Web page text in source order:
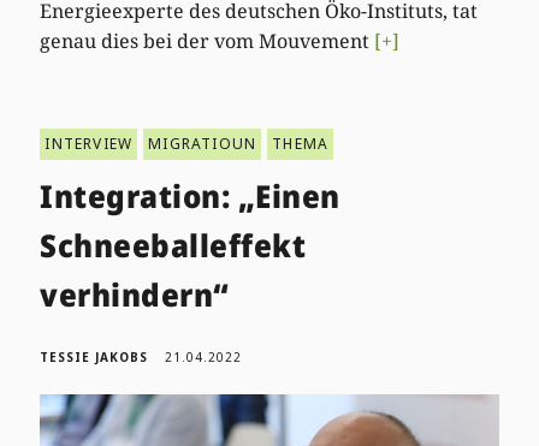
Energieexperte des deutschen Öko-Instituts, tat
genau dies bei der vom Mouvement [+]
INTERVIEW MIGRATIOUN THEMA
Integration: „Einen
Schneeballeffekt
verhindern“
TESSIE JAKOBS 21.04.2022